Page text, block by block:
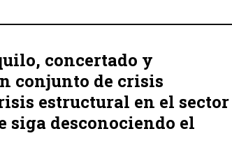
concertado y
conjunto de crisis
estructural en el sector
siga desconociendo el